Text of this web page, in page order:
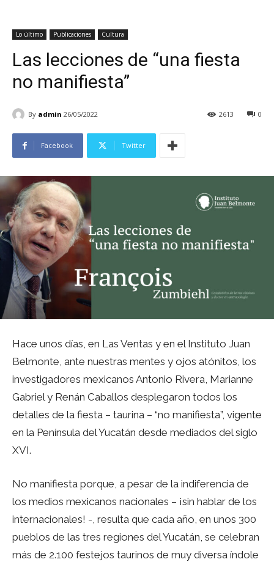
Lo último Publicaciones Cultura
Las lecciones de “una fiesta
no manifiesta”
By admin 26/05/2022 0
2613
Facebook Twitter
Hace unos días, en Las Ventas y en el Instituto Juan
Belmonte, ante nuestras mentes y ojos atónitos, los
investigadores mexicanos Antonio Rivera, Marianne
Gabriel y Renán Caballos desplegaron todos los
detalles de la fiesta – taurina – “no manifiesta”, vigente
en la Península del Yucatán desde mediados del siglo
XVI.
No manifiesta porque, a pesar de la indiferencia de
los medios mexicanos nacionales – ¡sin hablar de los
internacionales! -, resulta que cada año, en unos 300
pueblos de las tres regiones del Yucatán, se celebran
más de 2.100 festejos taurinos de muy diversa índole